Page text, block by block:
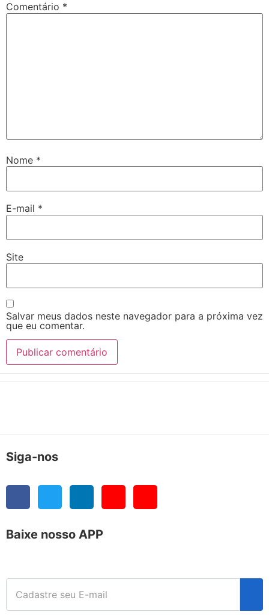
Comentário *
Nome *
E-mail *
Site
Salvar meus dados neste navegador para a próxima vez
que eu comentar.
Siga-nos
Baixe nosso APP